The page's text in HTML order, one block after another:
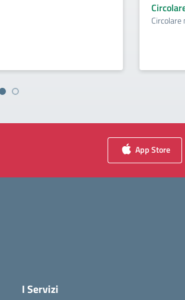
Circolare
App Store
I Servizi